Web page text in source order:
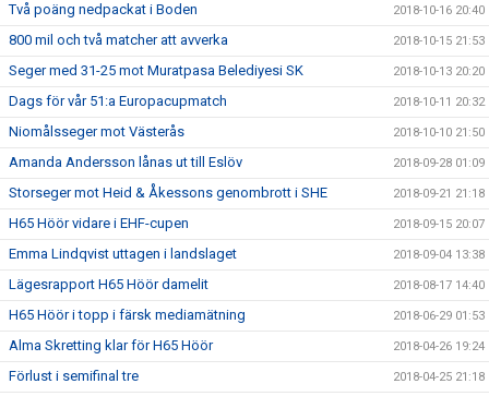
Två poäng nedpackat i Boden 2018-10-16 20:40
800 mil och två matcher att avverka 2018-10-15 21:53
Seger med 31-25 mot Muratpasa Belediyesi SK 2018-10-13 20:20
Dags för vår 51:a Europacupmatch 2018-10-11 20:32
Niomålsseger mot Västerås 2018-10-10 21:50
Amanda Andersson lånas ut till Eslöv 2018-09-28 01:09
Storseger mot Heid & Åkessons genombrott i SHE 2018-09-21 21:18
H65 Höör vidare i EHF-cupen 2018-09-15 20:07
Emma Lindqvist uttagen i landslaget 2018-09-04 13:38
Lägesrapport H65 Höör damelit 2018-08-17 14:40
H65 Höör i topp i färsk mediamätning 2018-06-29 01:53
Alma Skretting klar för H65 Höör 2018-04-26 19:24
Förlust i semifinal tre 2018-04-25 21:18